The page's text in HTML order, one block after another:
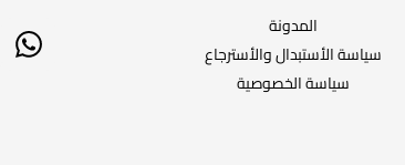
المدونة
سياسة الأستبدال والأسترجاع
سياسة الخصوصية